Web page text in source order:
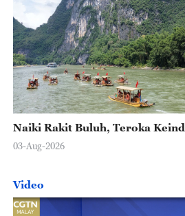
Naiki Rakit Buluh, Teroka
03-Aug-2026
Video